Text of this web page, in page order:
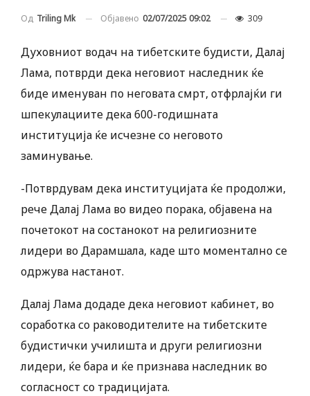
Од Triling Mk Објавено 02/07/2025 09:02 309
Духовниот водач на тибетските будисти, Далај
Лама, потврди дека неговиот наследник ќе
биде именуван по неговата смрт, отфрлајќи ги
шпекулациите дека 600-годишната
институција ќе исчезне со неговото
заминување.
-Потврдувам дека институцијата ќе продолжи,
рече Далај Лама во видео порака, објавена на
почетокот на состанокот на религиозните
лидери во Дарамшала, каде што моментално се
одржува настанот.
Далај Лама додаде дека неговиот кабинет, во
соработка со раководителите на тибетските
будистички училишта и други религиозни
лидери, ќе бара и ќе признава наследник во
согласност со традицијата.